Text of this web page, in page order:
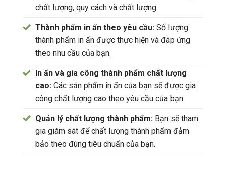
chất lượng, quy cách và chất lượng.
Thành phẩm in ấn theo yêu cầu: Số lượng
thành phẩm in ấn được thực hiện và đáp ứng
theo nhu cầu của bạn.
In ấn và gia công thành phẩm chất lượng
cao: Các sản phẩm in ấn của bạn sẽ được gia
công chất lượng cao theo yêu cầu của bạn.
Quản lý chất lượng thành phẩm: Bạn sẽ tham
gia giám sát để chất lượng thành phẩm đảm
bảo theo đúng tiêu chuẩn của bạn.